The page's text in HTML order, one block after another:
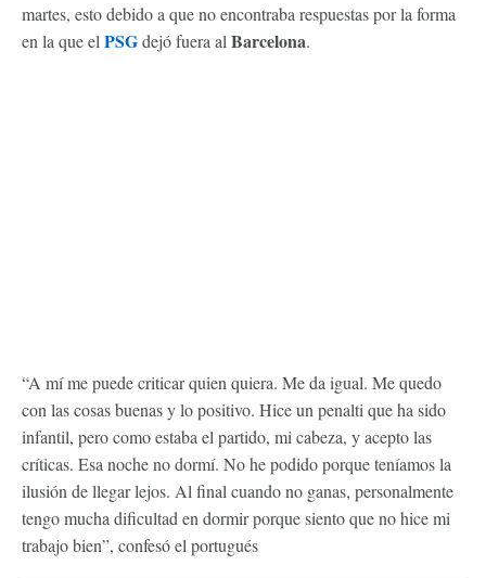
martes, esto debido a que no encontraba respuestas por la forma
en la que el PSGdejó fuera al Barcelona.
“A mí me puede criticar quien quiera. Me da igual. Me quedo
con las cosas buenas y lo positivo. Hice un penalti que ha sido
infantil, pero como estaba el partido, mi cabeza, y acepto las
críticas. Esa noche no dormí. No he podido porque teníamos la
ilusión de llegar lejos. Al final cuando no ganas, personalmente
tengo mucha dificultad en dormir porque siento que no hice mi
trabajo bien”, confesó el portugués